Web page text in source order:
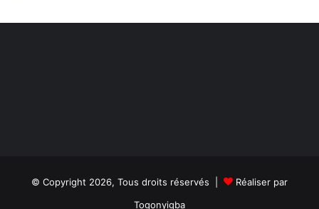
© Copyright 2026, Tous droits réservés |
Réaliser par
Togonyigba